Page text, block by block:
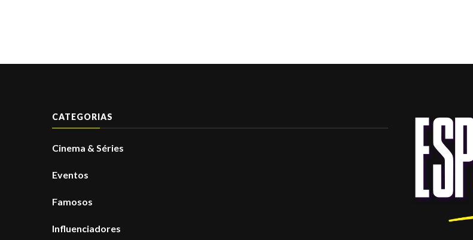
CATEGORIAS
Cinema & Séries
Eventos
Famosos
Influenciadores